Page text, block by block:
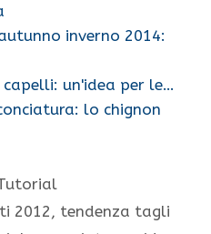
inverno 2014:
un'idea per le…
lo chignon
2012, tendenza tagli